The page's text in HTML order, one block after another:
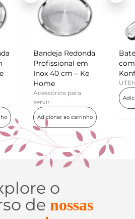
Redonda
em
– Ke
para
ao carrinho
Batedor de Ovos
com Raspador –
Konfektt
Adicionar ao carrinho
o
de nossas